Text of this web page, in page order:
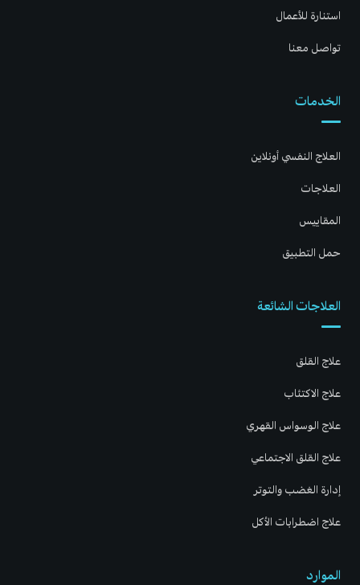
استنارة للأعمال
تواصل معنا
الخدمات
العلاج النفسي أونلاين
العلاجات
المقاييس
حمل التطبيق
العلاجات الشائعة
علاج القلق
علاج الاكتئاب
علاج الوسواس القهري
علاج القلق الاجتماعي
إدارة الغضب والتوتر
علاج اضطرابات الأكل
الموارد